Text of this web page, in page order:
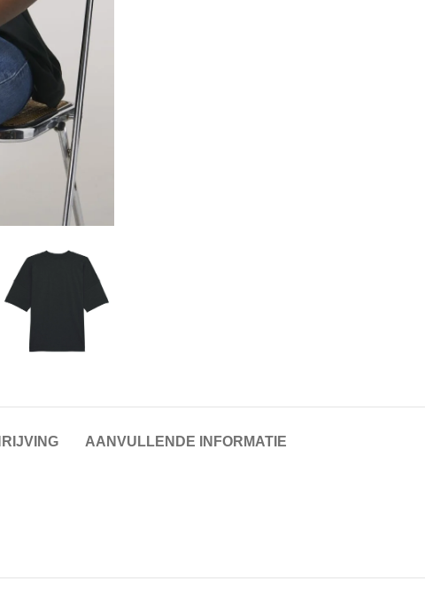
AANVULLENDE INFORMATIE